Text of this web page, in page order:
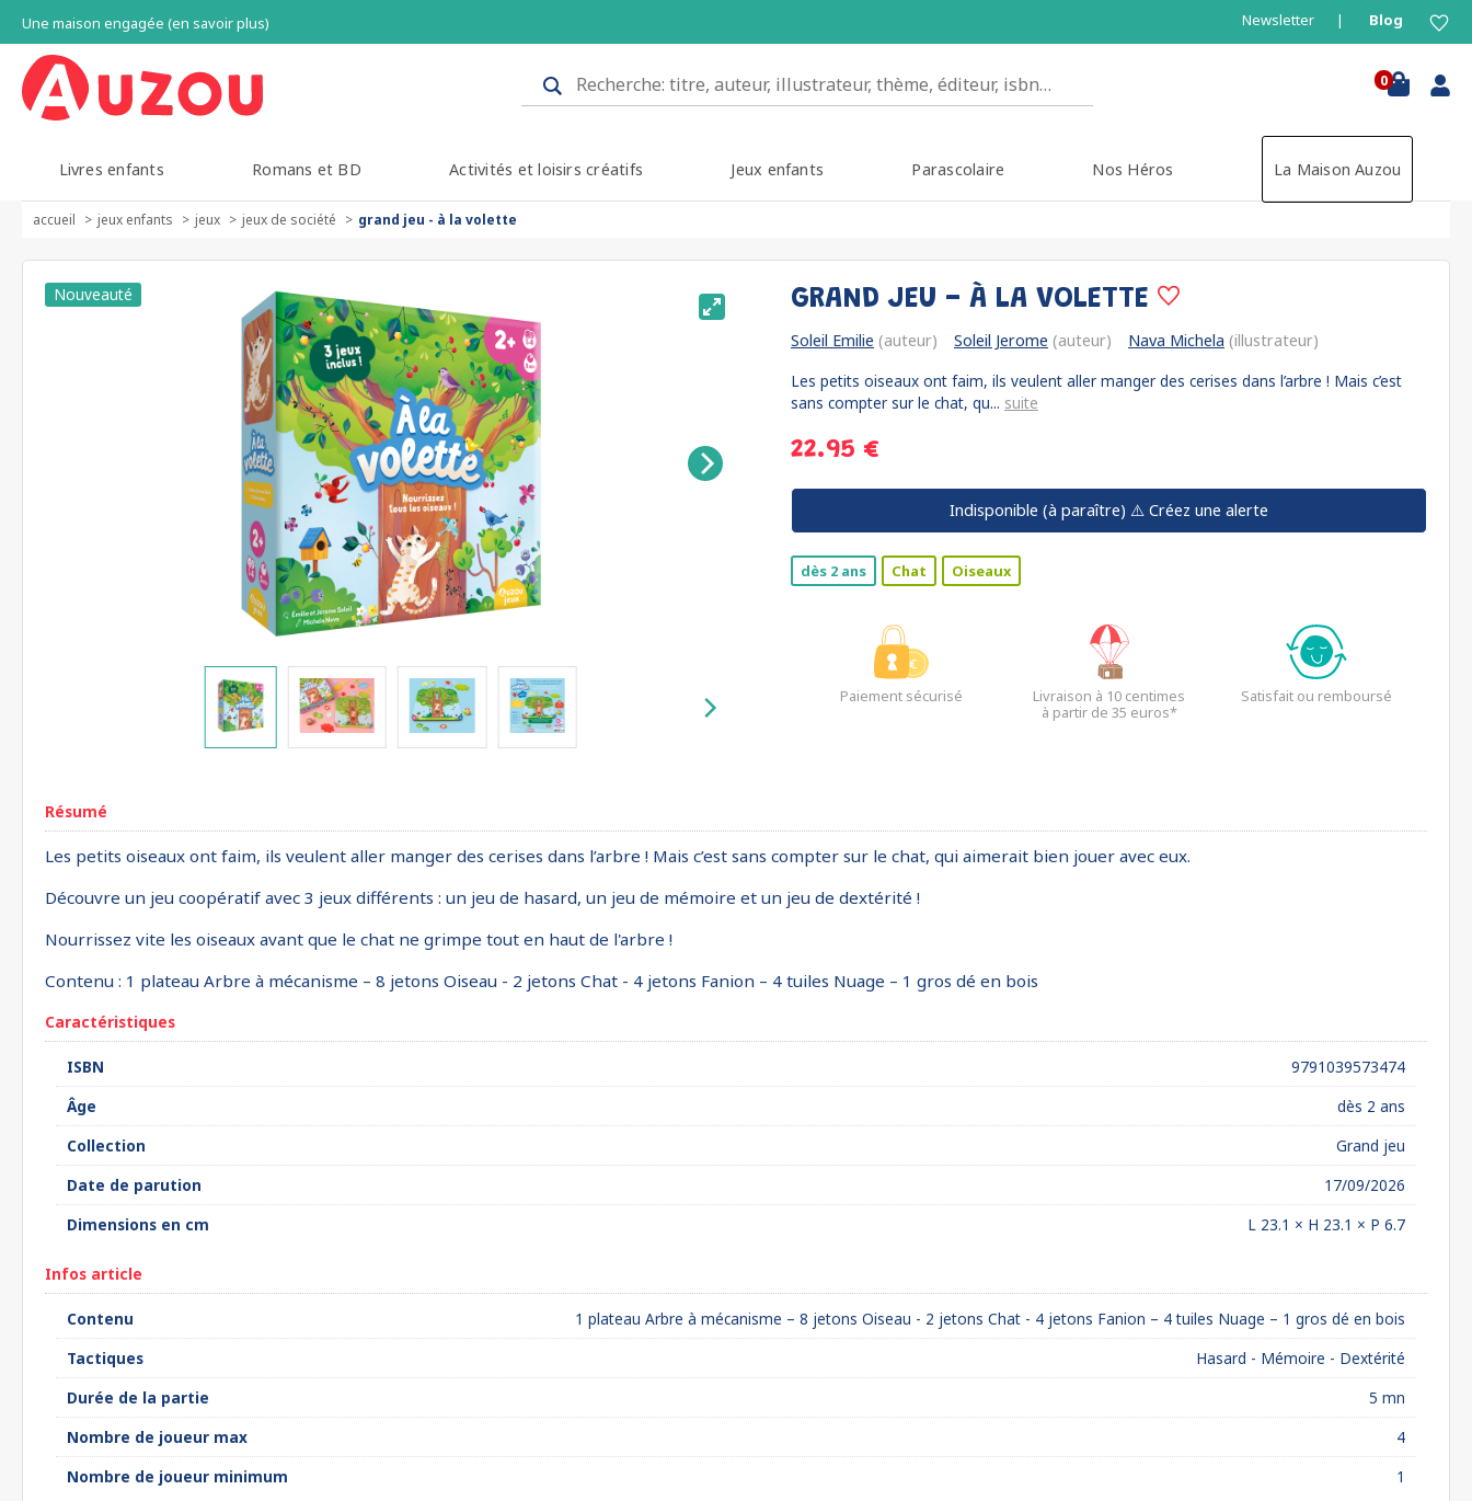
Une maison engagée (en savoir plus) Newsletter Blog
0
Livres enfants Romans et BD Activités et loisirs créatifs Jeux enfants Parascolaire Nos Héros La Maison Auzou
accueil jeux enfants jeux jeux de société grand jeu - à la volette
GRAND JEU - À LA VOLETTE
Soleil Emilie (auteur) Soleil Jerome (auteur) Nava Michela (illustrateur)
Les petits oiseaux ont faim, ils veulent aller manger des cerises dans l’arbre ! Mais c’est
sans compter sur le chat, qu... suite
22.95 €
Indisponible (à paraître) ⚠️ Créez une alerte
dès 2 ans Chat Oiseaux
Paiement sécurisé
Livraison à 10 centimes
à partir de 35 euros*
Satisfait ou remboursé
Résumé
Les petits oiseaux ont faim, ils veulent aller manger des cerises dans l’arbre ! Mais c’est sans compter sur le chat, qui aimerait bien jouer avec eux.
Découvre un jeu coopératif avec 3 jeux différents : un jeu de hasard, un jeu de mémoire et un jeu de dextérité !
Nourrissez vite les oiseaux avant que le chat ne grimpe tout en haut de l'arbre !
Contenu : 1 plateau Arbre à mécanisme – 8 jetons Oiseau - 2 jetons Chat - 4 jetons Fanion – 4 tuiles Nuage – 1 gros dé en bois
Caractéristiques
ISBN
9791039573474
Âge
dès 2 ans
Collection
Grand jeu
Date de parution
17/09/2026
Dimensions en cm
L 23.1 × H 23.1 × P 6.7
Infos article
Contenu
1 plateau Arbre à mécanisme – 8 jetons Oiseau - 2 jetons Chat - 4 jetons Fanion – 4 tuiles Nuage – 1 gros dé en bois
Tactiques
Hasard - Mémoire - Dextérité
Durée de la partie
5 mn
Nombre de joueur max
4
Nombre de joueur minimum
1